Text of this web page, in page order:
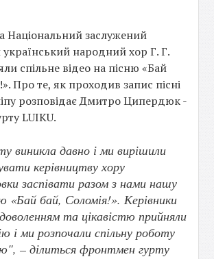
Національний заслужений
народний хор Г. Г.
спільне відео на пісню «Бай
Про те, як проходив запис пісні
розповідає Дмитро Ципердюк -
LUIKU.
виникла давно і ми вирішили
керівництву хору
заспівати разом з нами нашу
«Бай бай, Соломія!». Керівники
та цікавістю прийняли
і ми розпочали спільну роботу
– ділиться фронтмен гурту